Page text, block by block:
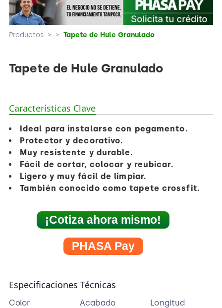
Productos > > Tapete de Hule Granulado
Tapete de Hule Granulado
Características Clave
Ideal para instalarse con pegamento.
Protector ydecorativo.
Muy resistente y durable.
Fácil de cortar, colocar y reubicar.
Ligero y muy fácil de limpiar.
También conocido comotapete crossfit.
¡Cotiza ahora mismo!
PHASA Pay
Especificaciones Técnicas
Color Acabado Longitud